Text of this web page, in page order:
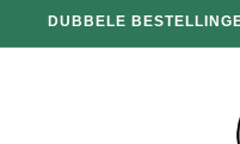
doorgaan
naar
DUBBELE